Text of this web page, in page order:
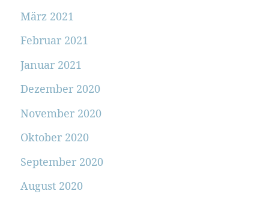
März 2021
Februar 2021
Januar 2021
Dezember 2020
November 2020
Oktober 2020
September 2020
August 2020